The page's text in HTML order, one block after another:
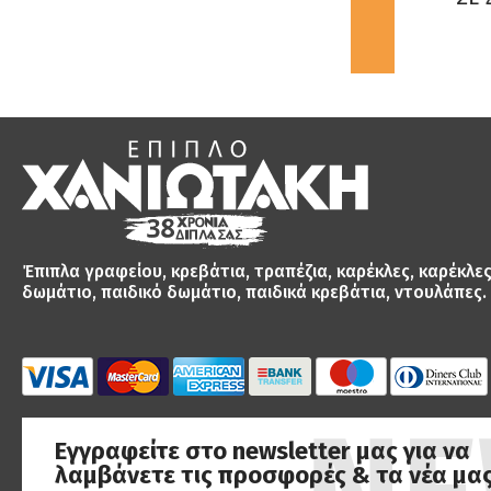
Έπιπλα γραφείου, κρεβάτια, τραπέζια, καρέκλες,
δωμάτιο, παιδικό δωμάτιο, παιδικά κρεβάτια, ντουλάπες.
Εγγραφείτε στο newsletter μας για να
λαμβάνετε τις προσφορές & τα νέα